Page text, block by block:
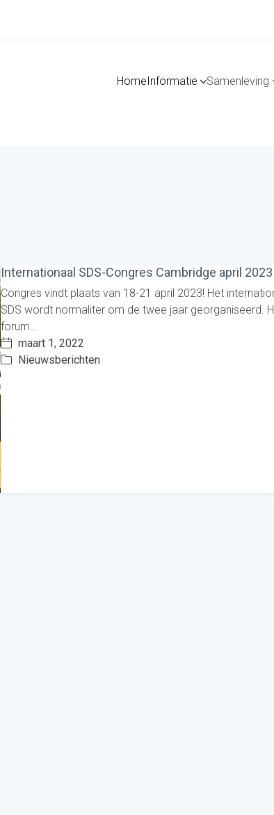
Home Informatie Samenleving
Internationaal SDS-Congres Cambridge april 2023
Congres vindt plaats van 18-21 april 2023! Het
SDS wordt normaliter om de twee jaar georganiseerd.
forum…
maart 1, 2022
Nieuwsberichten